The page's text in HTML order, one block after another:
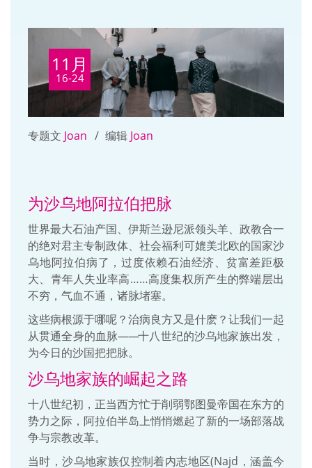
11月
16-24
专题文 Joan 编辑 Joan
为沙乌地阿拉伯把脉
世界最大石油产国、伊斯兰逊尼派领头羊、政教合一
的绝对君主专制政体、社会福利可媲美北欧的国家沙
乌地阿拉伯病了，过度依赖石油经济、贫富差距极
大、青年人失业率高……高度集权所产生的弊端层出
不穷，气血不通，诸脉堵塞。
这些病根源于哪呢？治病良方又是什麽？让我们一起
从贯通全身的血脉——十八世纪的沙乌地家族出发，
为今日的沙国把把脉。
沙乌地家族的崛起之路
十八世纪初，正当西方忙于削弱鄂图曼帝国在东方的
势力之际，阿拉伯半岛上悄悄燃起了新的一场部落战
争与宗教改革。
当时，沙乌地家族仅控制着内志地区(Najd，涵盖今